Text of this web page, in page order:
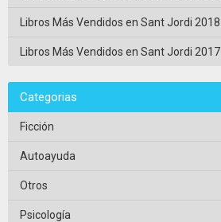
Libros Más Vendidos en Sant Jordi 2018
Libros Más Vendidos en Sant Jordi 2017
Categorias
Ficción
Autoayuda
Otros
Psicología